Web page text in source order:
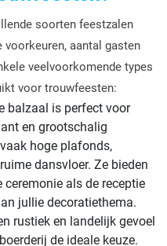
soorten feestzalen
aantal gasten
veelvoorkomende types
voor trouwfeesten:
balzaal is perfect voor
en grootschalig
hoge plafonds,
dansvloer. Ze bieden
als de receptie
jullie decoratiethema.
rustiek en landelijk gevoel
de ideale keuze.